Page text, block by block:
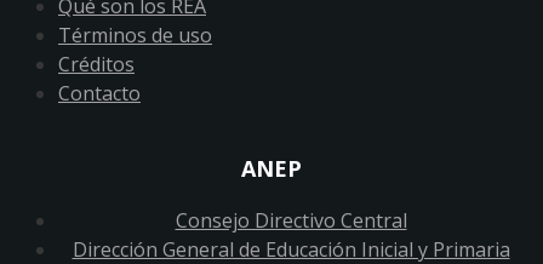
Qué son los REA
Términos de uso
Créditos
Contacto
ANEP
Consejo Directivo Central
Dirección General de Educación Inicial y Primaria